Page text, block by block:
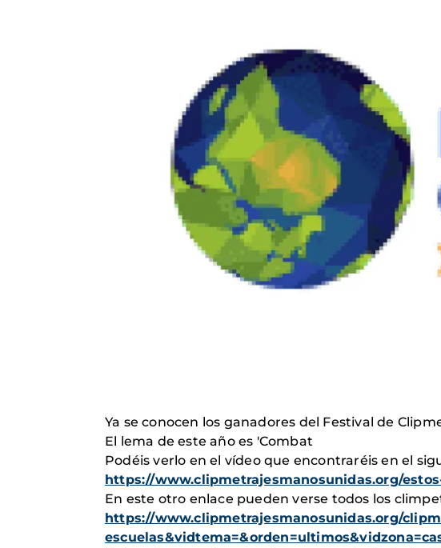
Ya se conocen los ganadores del Festival de
El lema de este año es 'Combat
Podéis verlo en el vídeo que encontraréis en el
https://www.clipmetrajesmanosunidas.org/
En este otro enlace pueden verse todos los
https://www.clipmetrajesmanosunidas.org/